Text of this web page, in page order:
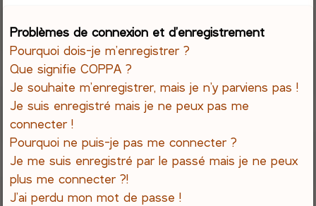
Problèmes de connexion et d’enregistrement
Pourquoi dois-je m’enregistrer ?
Que signifie COPPA ?
Je souhaite m’enregistrer, mais je n’y parviens pas !
Je suis enregistré mais je ne peux pas me
connecter !
Pourquoi ne puis-je pas me connecter ?
Je me suis enregistré par le passé mais je ne peux
plus me connecter ?!
J’ai perdu mon mot de passe !